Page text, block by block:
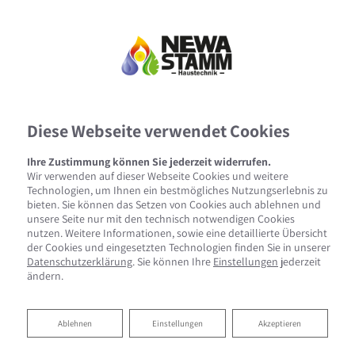
Diese Webseite verwendet Cookies
Ihre Zustimmung können Sie jederzeit widerrufen.
Wir verwenden auf dieser Webseite Cookies und weitere
Technologien, um Ihnen ein bestmögliches Nutzungserlebnis zu
bieten. Sie können das Setzen von Cookies auch ablehnen und
unsere Seite nur mit den technisch notwendigen Cookies
nutzen. Weitere Informationen, sowie eine detaillierte Übersicht
der Cookies und eingesetzten Technologien finden Sie in unserer
Datenschutzerklärung. Sie können Ihre Einstellungen jederzeit
ändern.
Akzeptieren
Einstellungen
Ablehnen
Ablehnen